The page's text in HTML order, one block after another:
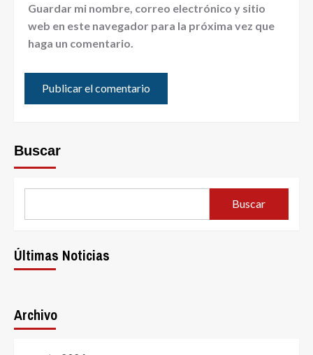
Guardar mi nombre, correo electrónico y sitio
web en este navegador para la próxima vez que
haga un comentario.
Buscar
Buscar
Últimas Noticias
Archivo